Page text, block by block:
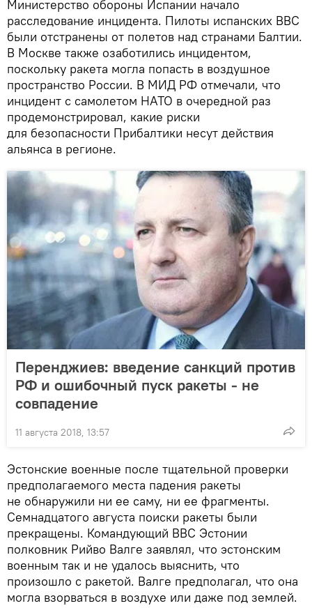
Министерство обороны Испании начало
расследование инцидента. Пилоты испанских ВВС
были отстранены от полетов над странами Балтии.
В Москве также озаботились инцидентом,
поскольку ракета могла попасть в воздушное
пространство России. В МИД РФ отмечали, что
инцидент с самолетом НАТО в очередной раз
продемонстрировал, какие риски
для безопасности Прибалтики несут действия
альянса в регионе.
Перенджиев: введение санкций против
РФ и ошибочный пуск ракеты - не
совпадение
11 августа 2018, 13:57
Эстонские военные после тщательной проверки
предполагаемого места падения ракеты
не обнаружили ни ее саму, ни ее фрагменты.
Семнадцатого августа поиски ракеты были
прекращены. Командующий ВВС Эстонии
полковник Рийво Валге заявлял, что эстонским
военным так и не удалось выяснить, что
произошло с ракетой. Валге предполагал, что она
могла взорваться в воздухе или даже под землей.